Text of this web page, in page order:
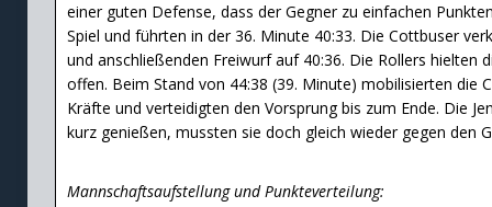
einer guten Defense, dass der Gegner zu einfachen
Spiel und führten in der 36. Minute 40:33. Die Cottbuser
und anschließenden Freiwurf auf 40:36. Die Rollers hielten
offen. Beim Stand von 44:38 (39. Minute) mobilisierten die
Kräfte und verteidigten den Vorsprung bis zum Ende. Die
kurz genießen, mussten sie doch gleich wieder gegen den
Mannschaftsaufstellung und Punkteverteilung: